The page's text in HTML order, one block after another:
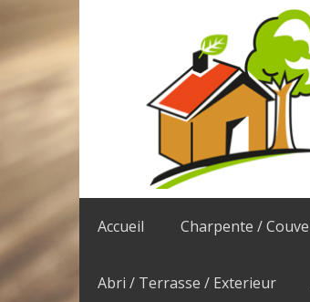
Accueil Charpente /
Abri / Terrasse / Exterieur